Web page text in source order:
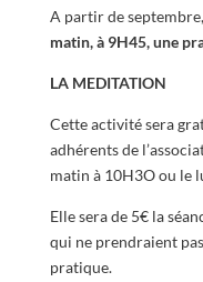
A partir de
matin, à 9H45, une
LA MEDITATION
Cette activité sera
adhérents de
matin à 10H3O ou le
Elle sera de 5€ la
qui ne prendraient
pratique.